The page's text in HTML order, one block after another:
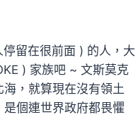
留在很前面 ) 的人，大
) 家族吧 ~ 文斯莫克
，就算現在沒有領土
個連世界政府都畏懼